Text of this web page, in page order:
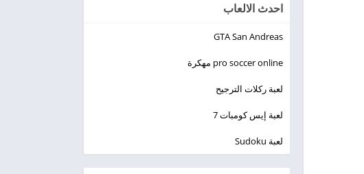
احدث الالعاب
GTA San Andreas
pro soccer online مهكرة
لعبة ركلات الترجيح
لعبة إيس كومبات 7
لعبة Sudoku